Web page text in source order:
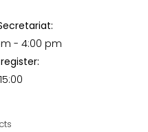
- 4:00 pm